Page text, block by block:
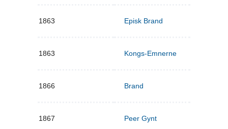
1863 Episk Brand
1863 Kongs-Emnerne
1866 Brand
1867 Peer Gynt